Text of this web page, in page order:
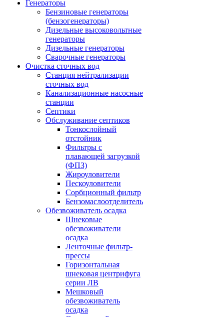
Генераторы
Бензиновые генераторы
(бензогенераторы)
Дизельные высоковольтные
генераторы
Дизельные генераторы
Сварочные генераторы
Очистка сточных вод
Станция нейтрализации
сточных вод
Канализационные насосные
станции
Септики
Обслуживание септиков
Тонкослойный
отстойник
Фильтры с
плавающей загрузкой
(ФПЗ)
Жироуловители
Пескоуловители
Сорбционный фильтр
Бензомаслоотделитель
Обезвоживатель осадка
Шнековые
обезвоживатели
осадка
Ленточные фильтр-
прессы
Горизонтальная
шнековая центрифуга
серии ЛВ
Мешковый
обезвоживатель
осадка